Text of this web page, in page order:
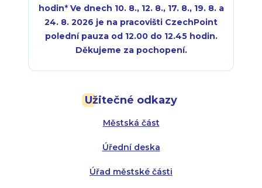
Užitečné odkazy
Městská část
Úřední deska
Úřad městské části
hodin* Ve dnech 10. 8., 12. 8., 17. 8., 19. 8. a
24. 8. 2026 je na pracovišti CzechPoint
polední pauza od 12.00 do 12.45 hodin.
Děkujeme za pochopení.
Úterý:
Středa:
Čtvrtek:
Pátek:
Úterý:
Středa:
Čtvrtek: